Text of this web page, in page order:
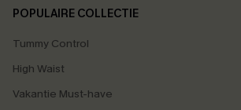
POPULAIRE COLLECTIE
Tummy Control
High Waist
Vakantie Must-have